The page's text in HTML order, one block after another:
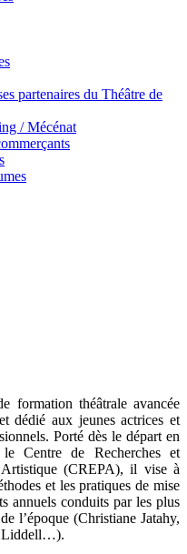
partenaires du Théâtre de
/ Mécénat
formation théâtrale avancée
dédié aux jeunes actrices et
Porté dès le départ en
Centre de Recherches et
Artistique (CREPA), il vise à
et les pratiques de mise
annuels conduits par les plus
l’époque (Christiane Jatahy,
Liddell…).